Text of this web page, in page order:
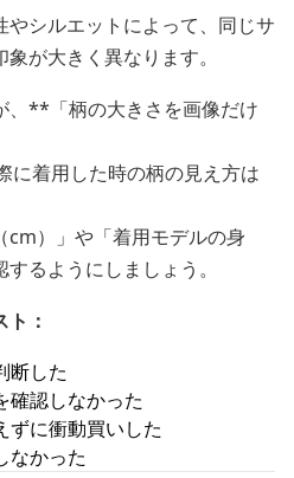
シルエットによって、同じサ
が大きく異なります。
、**「柄の大きさを画像だけ
に着用した時の柄の見え方は
cm）」や「着用モデルの身
るようにしましょう。
：
断した
確認しなかった
ずに衝動買いした
なかった